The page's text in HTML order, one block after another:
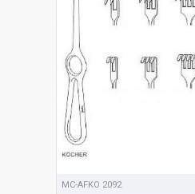
MC-AFKO 2092